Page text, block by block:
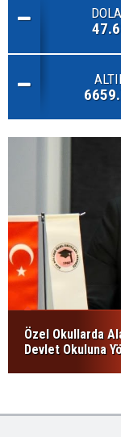
Özel Okullarda
Devlet Okuluna